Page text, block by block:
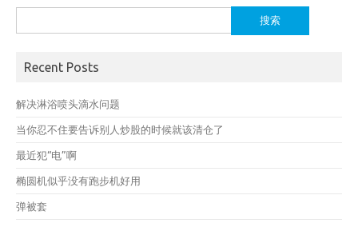
索：
Recent Posts
解决淋浴喷头滴水问题
当你忍不住要告诉别人炒股的时候就该清仓了
最近犯“电”啊
椭圆机似乎没有跑步机好用
弹被套